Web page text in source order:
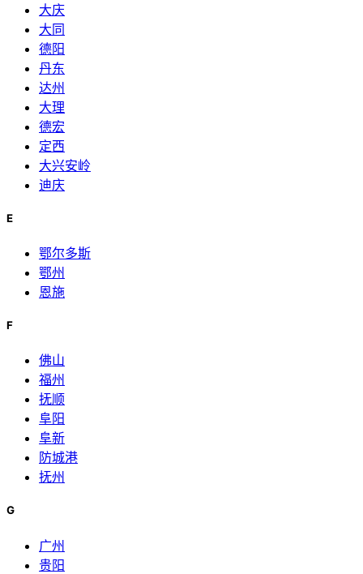
大庆
大同
德阳
丹东
达州
大理
德宏
定西
大兴安岭
迪庆
E
鄂尔多斯
鄂州
恩施
F
佛山
福州
抚顺
阜阳
阜新
防城港
抚州
G
广州
贵阳